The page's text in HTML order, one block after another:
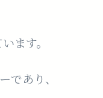
ます。
であり、